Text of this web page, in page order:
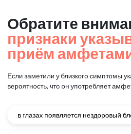
Обратите
признаки
приём
Если заметили у близкого симптомы
вероятность, что он употребляет
в глазах появляется нездоровый